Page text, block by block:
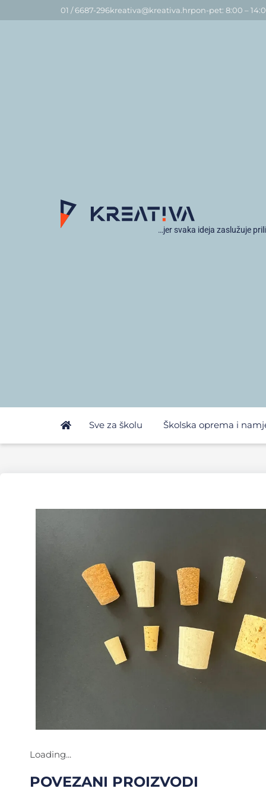
01 / 6687-296kreativa@kreativa.hrpon-pet: 8:00 –
…jer svaka ideja zaslužuje
Sve za školu Školska oprema i
Loading...
POVEZANI PROIZVODI